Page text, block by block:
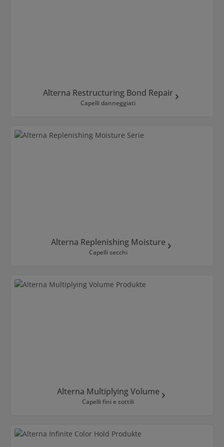
Alterna Restructuring Bond Repair
Capelli danneggiati
Alterna Replenishing Moisture
Capelli secchi
Alterna Multiplying Volume
Capelli fini e sottili